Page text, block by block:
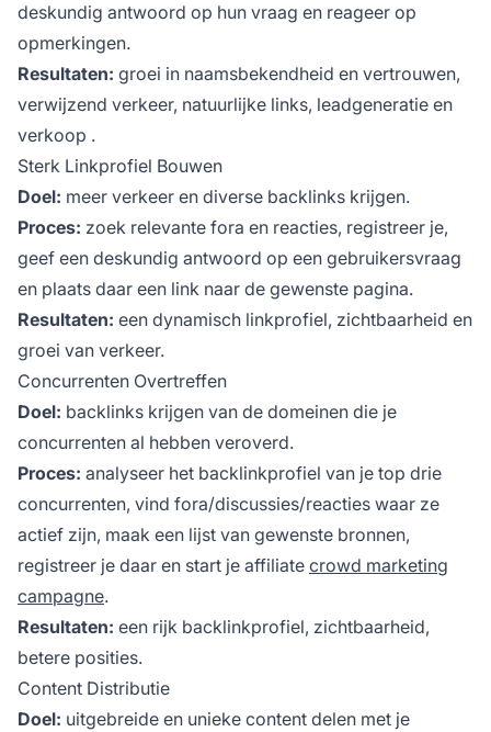
deskundig antwoord op hun vraag en reageer op
opmerkingen.
Resultaten: groei in naamsbekendheid en vertrouwen,
verwijzend verkeer, natuurlijke links, leadgeneratie en
verkoop .
Sterk Linkprofiel Bouwen
Doel: meer verkeer en diverse backlinks krijgen.
Proces: zoek relevante fora en reacties, registreer je,
geef een deskundig antwoord op een gebruikersvraag
en plaats daar een link naar de gewenste pagina.
Resultaten: een dynamisch linkprofiel, zichtbaarheid en
groei van verkeer.
Concurrenten Overtreffen
Doel: backlinks krijgen van de domeinen die je
concurrenten al hebben veroverd.
Proces: analyseer het backlinkprofiel van je top drie
concurrenten, vind fora/discussies/reacties waar ze
actief zijn, maak een lijst van gewenste bronnen,
registreer je daar en start je affiliate crowd marketing
campagne.
Resultaten: een rijk backlinkprofiel, zichtbaarheid,
betere posities.
Content Distributie
Doel: uitgebreide en unieke content delen met je